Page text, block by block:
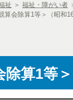
祉 ＞ 福祉・障がい者
算会除算1等＞（昭和
算1等